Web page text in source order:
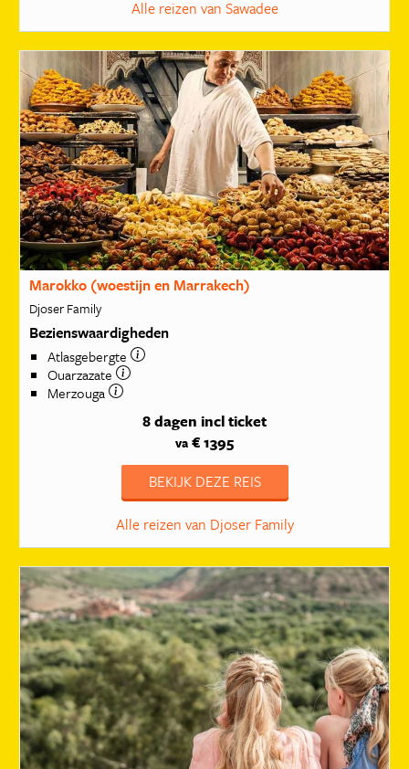
Alle reizen van Sawadee
Marokko (woestijn en Marrakech)
Djoser Family
Bezienswaardigheden
Atlasgebergte
Ouarzazate
Merzouga
8 dagen incl ticket
va € 1395
BEKIJK DEZE REIS
Alle reizen van Djoser Family